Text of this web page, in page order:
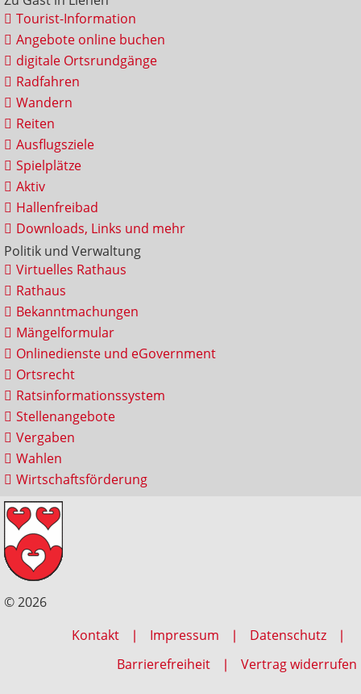
Tourist-Information
Angebote online buchen
digitale Ortsrundgänge
Radfahren
Wandern
Reiten
Ausflugsziele
Spielplätze
Aktiv
Hallenfreibad
Downloads, Links und mehr
Politik und Verwaltung
Virtuelles Rathaus
Rathaus
Bekanntmachungen
Mängelformular
Onlinedienste und eGovernment
Ortsrecht
Ratsinformationssystem
Stellenangebote
Vergaben
Wahlen
Wirtschaftsförderung
© 2026
Kontakt
Impressum
Datenschutz
Barrierefreiheit
Vertrag widerrufen